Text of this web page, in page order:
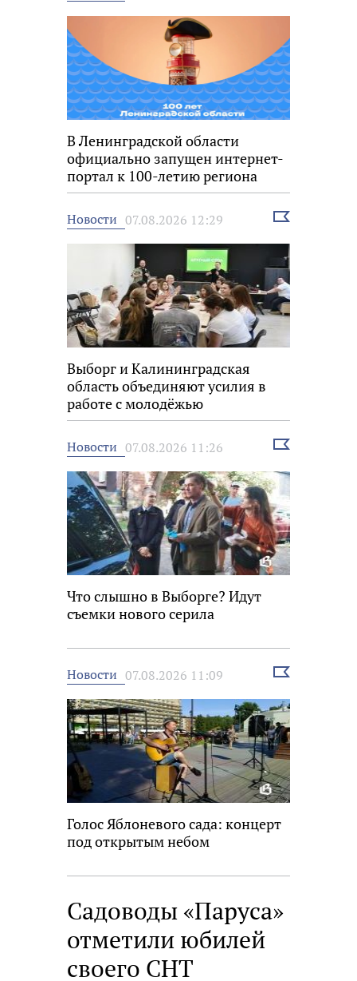
В Ленинградской области
официально запущен интернет-
портал к 100-летию региона
Новости 07.08.2026 12:29
Выбрать
Выборг и Калининградская
область объединяют усилия в
работе с молодёжью
Новости 07.08.2026 11:26
Выбрать
Что слышно в Выборге? Идут
съемки нового серила
Новости 07.08.2026 11:09
Выбрать
Голос Яблоневого сада: концерт
под открытым небом
Садоводы «Паруса»
отметили юбилей
своего СНТ